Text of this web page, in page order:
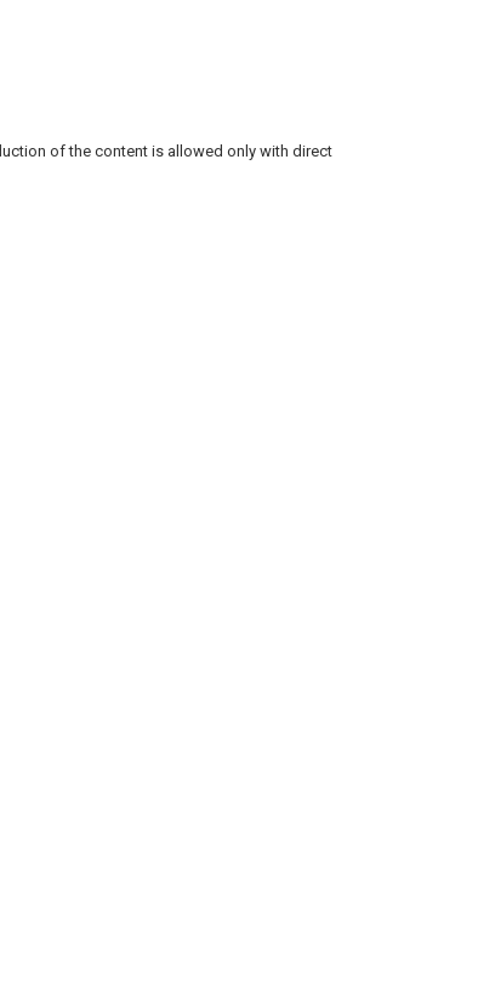
of the content is allowed only with direct